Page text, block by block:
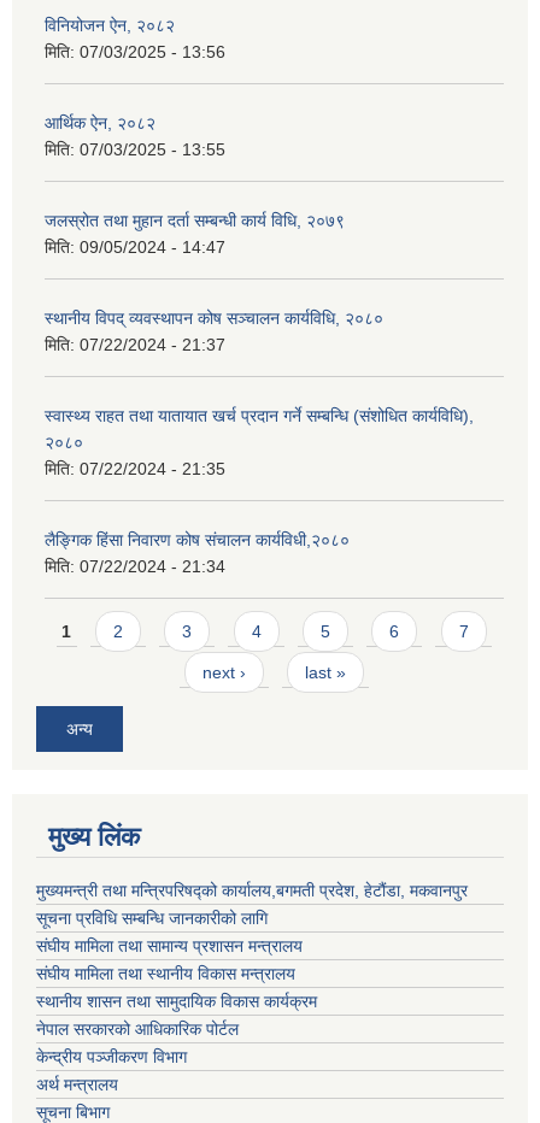
विनियोजन ऐन, २०८२
मिति: 07/03/2025 - 13:56
आर्थिक ऐन, २०८२
मिति: 07/03/2025 - 13:55
जलस्रोत तथा मुहान दर्ता सम्बन्धी कार्य विधि, २०७९
मिति: 09/05/2024 - 14:47
स्थानीय विपद् व्यवस्थापन कोष सञ्चालन कार्यविधि, २०८०
मिति: 07/22/2024 - 21:37
स्वास्थ्य राहत तथा यातायात खर्च प्रदान गर्ने सम्बन्धि (संशोधित कार्यविधि),
२०८०
मिति: 07/22/2024 - 21:35
लैङ्गिक हिंसा निवारण कोष संचालन कार्यविधी,२०८०
मिति: 07/22/2024 - 21:34
Pages
1 2 3 4 5 6 7
next › last »
अन्य
मुख्य लिंक
मुख्यमन्त्री तथा मन्त्रिपरिषद्को कार्यालय,बगमती प्रदेश, हेटौंडा, मकवानपुर
सूचना प्रविधि सम्बन्धि जानकारीको लागि
संघीय मामिला तथा सामान्य प्रशासन मन्त्रालय
संघीय मामिला तथा स्थानीय विकास मन्त्रालय
स्थानीय शासन तथा सामुदायिक विकास कार्यक्रम
नेपाल सरकारको आधिकारिक पोर्टल
केन्द्रीय पञ्जीकरण विभाग
अर्थ मन्त्रालय
सूचना बिभाग